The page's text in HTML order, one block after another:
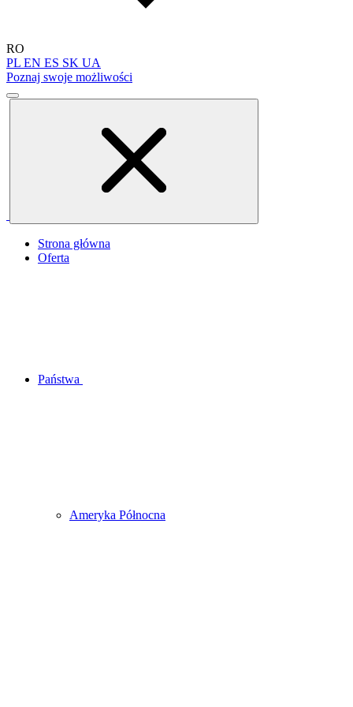
RO
PL EN ES SK UA
Poznaj swoje możliwości
Strona główna
Oferta
Państwa
Ameryka Północna